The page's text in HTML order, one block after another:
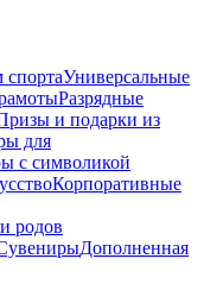
Универсальные
Разрядные
и подарки из
для
с символикой
Корпоративные
родов
Дополненная